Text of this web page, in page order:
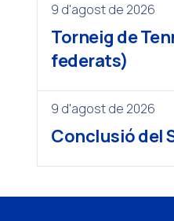
9 d'agost de 2026
Torneig de
federats)
9 d'agost de 2026
Conclusió del